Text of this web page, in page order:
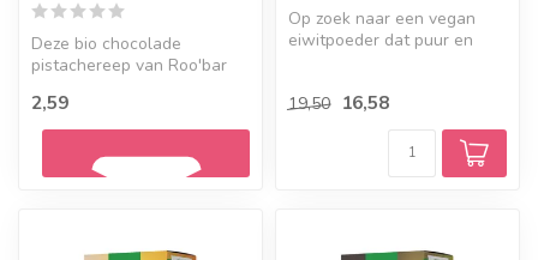
Deze bio chocolade
pistachereep van Roo'bar
romige kern v...
2,59
Op zoek naar een vegan
eiwitpoeder dat puur en
19,50 16,58